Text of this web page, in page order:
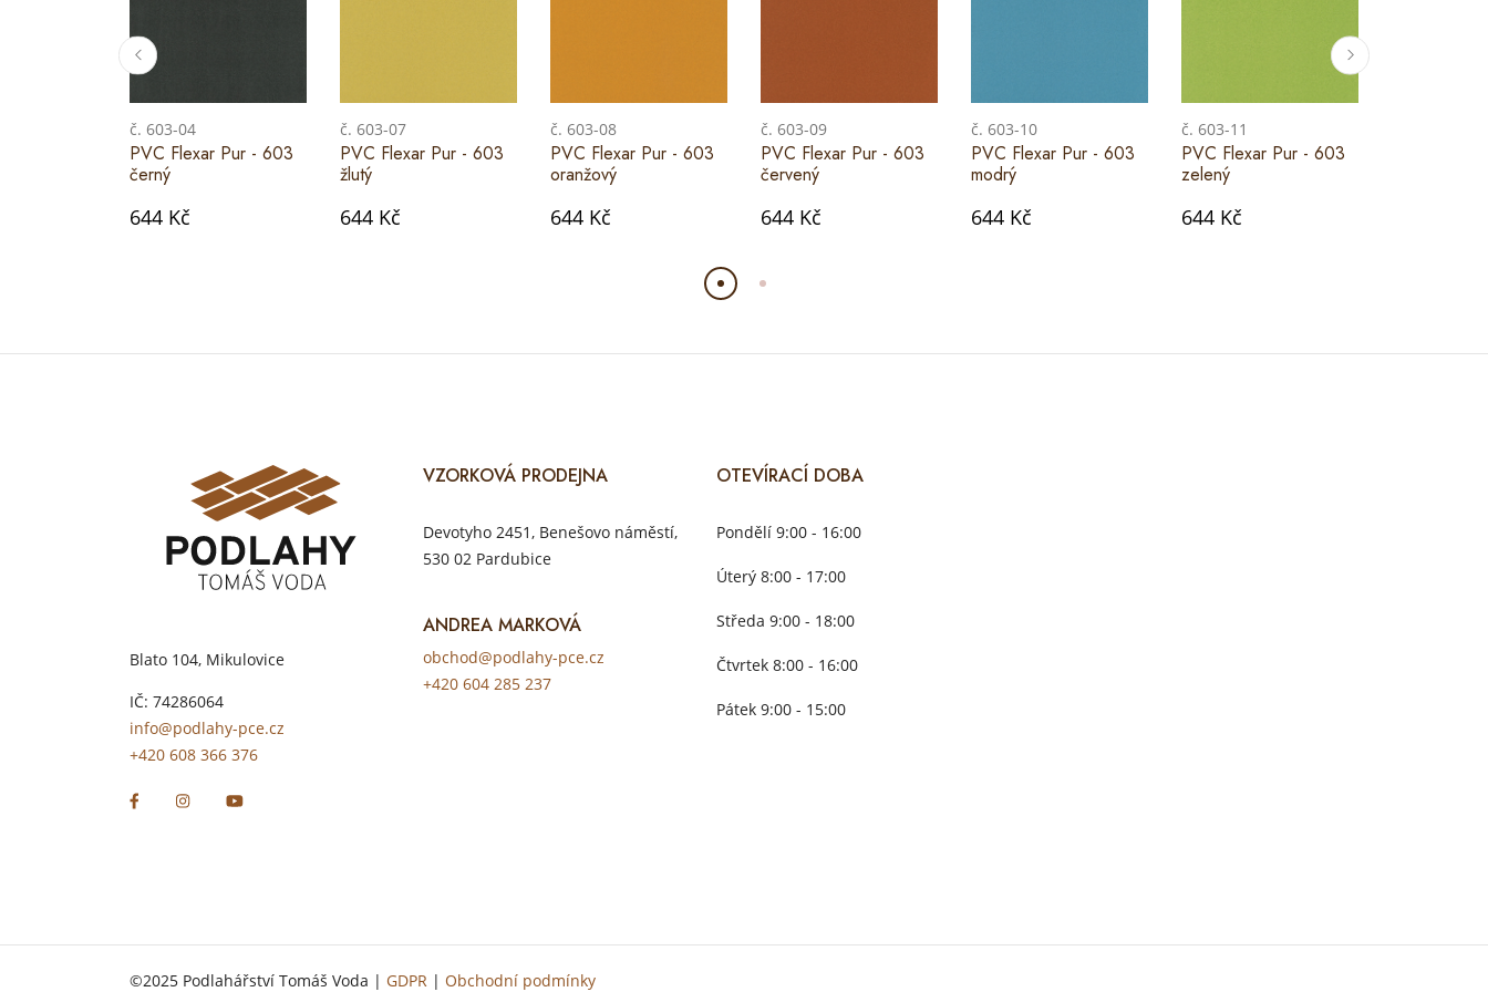
č. 603-04
PVC Flexar Pur - 603
černý
644 Kč
č. 603-07
PVC Flexar Pur - 603
žlutý
644 Kč
č. 603-08
PVC Flexar Pur - 603
oranžový
644 Kč
č. 603-09
PVC Flexar Pur - 603
červený
644 Kč
č. 603-10
PVC Flexar Pur - 603
modrý
644 Kč
č. 603-11
PVC Flexar Pur - 603
zelený
644 Kč
Blato 104, Mikulovice
IČ: 74286064
info@podlahy-pce.cz
+420 608 366 376
VZORKOVÁ PRODEJNA
Devotyho 2451, Benešovo náměstí,
530 02 Pardubice
ANDREA MARKOVÁ
obchod@podlahy-pce.cz
+420 604 285 237
OTEVÍRACÍ DOBA
Pondělí 9:00 - 16:00
Úterý 8:00 - 17:00
Středa 9:00 - 18:00
Čtvrtek 8:00 - 16:00
Pátek 9:00 - 15:00
©2025 Podlahářství Tomáš Voda | GDPR | Obchodní podmínky